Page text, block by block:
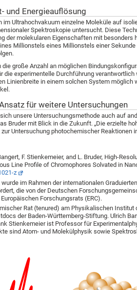
und Energieauflösung
im Ultrahochvakuum einzelne Moleküle auf
Spektroskopie untersucht. Diese
der molekularen Eigenschaften mit besonders
Millionstels eines Millionstels einer
die große Anzahl an möglichen
die experimentelle Durchführung
Linienbreite in einem solchen System
für weitere Untersuchungen
unsere Untersuchungsmethode auch auf
Bruder mit Blick in die Zukunft. „Die erzielte
Untersuchung photochemischer Reaktionen
F. Stienkemeier, and L. Bruder, High-
Line Profile of Chromophores Solvated in
z
im Rahmen der internationalen
die von der Deutschen
Europäischen Forschungsrats (ERC).
Rat (tenured) am Physikalischen Institut
der Baden-Württemberg-Stiftung. Ulrich
Stienkemeier ist Professor für
sind Atom- und Molekülphysik sowie